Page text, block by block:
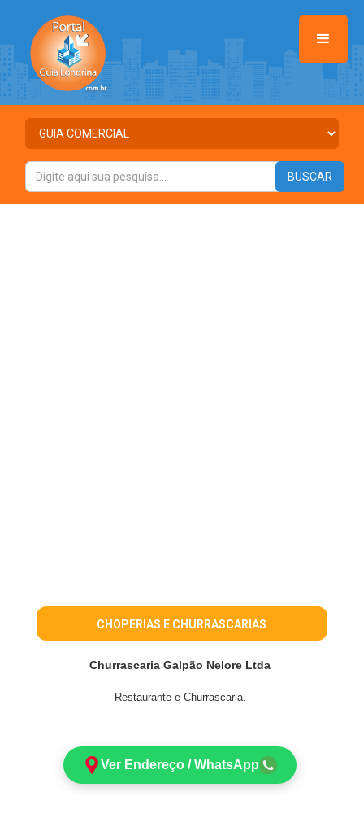
CHOPERIAS E CHURRASCARIAS
Churrascaria Galpão Nelore Ltda
Restaurante e Churrascaria.
Ver Endereço / WhatsApp